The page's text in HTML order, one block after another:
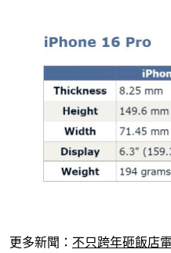
更多新聞： 不只跨年砸飯店